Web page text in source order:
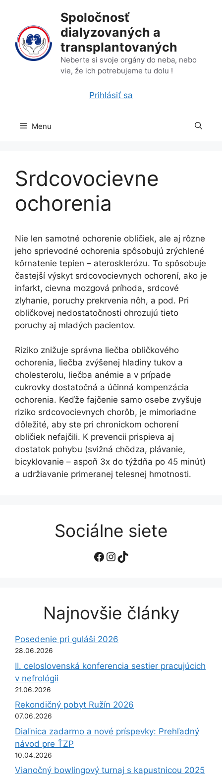
obsah
Spoločnosť
dialyzovaných a
transplantovaných
Neberte si svoje orgány do neba, nebo
vie, že ich potrebujeme tu dolu !
Prihlásiť sa
Menu
Srdcovocievne
ochorenia
Nie len samotné ochorenie obličiek, ale aj rôzne
jeho sprievodné ochorenia spôsobujú zrýchlené
kôrnatenie tepien – aterosklerózu. To spôsobuje
častejší výskyt srdcovocievnych ochorení, ako je
infarkt, cievna mozgová príhoda, srdcové
zlyhanie, poruchy prekrvenia nôh, a pod. Pri
obličkovej nedostatočnosti ohrozujú tieto
poruchy aj mladých pacientov.
Riziko znižuje správna liečba obličkového
ochorenia, liečba zvýšenej hladiny tukov a
cholesterolu, liečba anémie a v prípade
cukrovky dostatočná a účinná kompenzácia
ochorenia. Keďže fajčenie samo osebe zvyšuje
riziko srdcovocievnych chorôb, je mimoriadne
dôležité, aby ste pri chronickom ochorení
obličiek nefajčili. K prevencii prispieva aj
dostatok pohybu (svižná chôdza, plávanie,
bicyklovanie – aspoň 3x do týždňa po 45 minút)
a udržiavanie primeranej telesnej hmotnosti.
Sociálne siete
Facebook
Instagram
TikTok
Najnovšie články
Posedenie pri guláši 2026
28.06.2026
II. celoslovenská konferencia sestier pracujúcich
v nefrológii
21.06.2026
Rekondičný pobyt Ružín 2026
07.06.2026
Diaľnica zadarmo a nové príspevky: Prehľadný
návod pre ŤZP
10.04.2026
Vianočný bowlingový turnaj s kapustnicou 2025